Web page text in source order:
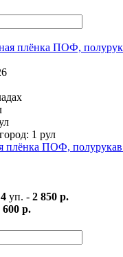
1 рул
плёнка ПОФ,
4 уп. - 2 850 р.
600 р.